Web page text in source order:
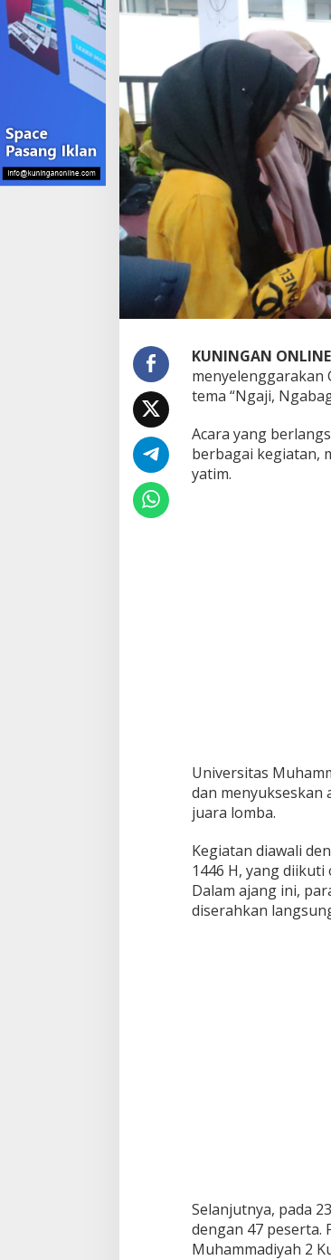
KUNINGAN
menyelenggarakan
tema “Ngaji,
Acara yang
berbagai kegiatan,
yatim.
Universitas
dan menyukseskan
juara lomba.
Kegiatan diawali
1446 H, yang
Dalam ajang ini,
diserahkan
Selanjutnya, pada
dengan 47 peserta.
Muhammadiyah 2